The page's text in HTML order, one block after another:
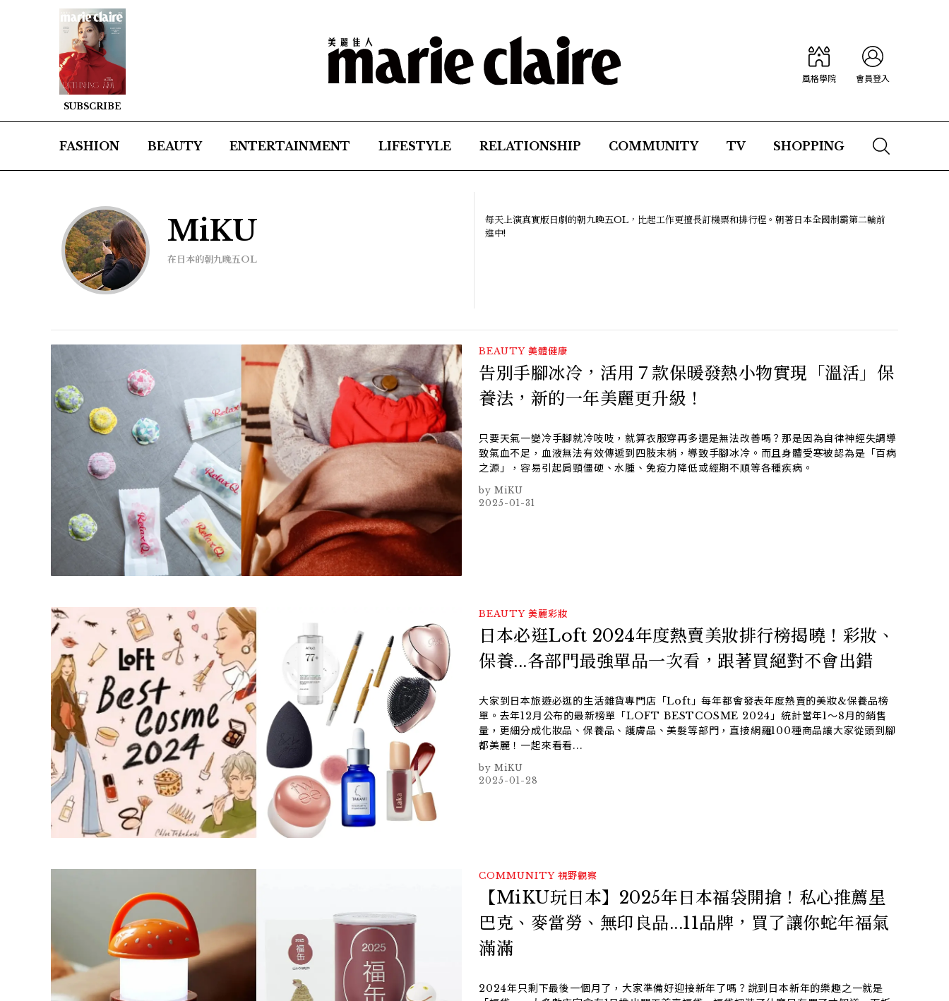
SUBSCRIBE
風格學院 會員登入
FASHION BEAUTY ENTERTAINMENT LIFESTYLE RELATIONSHIP COMMUNITY TV SHOPPING
MiKU
在日本的朝九晚五OL
每天上演真實版日劇的朝九晚五OL，比起工作更擅長訂機票和排行程。朝著日本全國制霸第二輪前
進中!
BEAUTY 美體健康
告別手腳冰冷，活用７款保暖發熱小物實現「溫活」保
養法，新的一年美麗更升級！
只要天氣一變冷手腳就冷吱吱，就算衣服穿再多還是無法改善嗎？那是因為自律神經失調導
致氣血不足，血液無法有效傳遞到四肢末梢，導致手腳冰冷。而且身體受寒被認為是「百病
之源」，容易引起肩頸僵硬、水腫、免疫力降低或經期不順等各種疾病。
MiKU
2025-01-31
BEAUTY 美麗彩妝
日本必逛Loft 2024年度熱賣美妝排行榜揭曉！彩妝、
保養...各部門最強單品一次看，跟著買絕對不會出錯
大家到日本旅遊必逛的生活雜貨專門店「Loft」每年都會發表年度熱賣的美妝&保養品榜
單。去年12月公布的最新榜單「LOFT BESTCOSME 2024」統計當年1～8月的銷售
量，更細分成化妝品、保養品、護膚品、美髮等部門，直接網羅100種商品讓大家從頭到腳
都美麗！一起來看看...
MiKU
2025-01-28
COMMUNITY 視野觀察
【MiKU玩日本】2025年日本福袋開搶！私心推薦星
巴克、麥當勞、無印良品...11品牌，買了讓你蛇年福氣
滿滿
2024年只剩下最後一個月了，大家準備好迎接新年了嗎？說到日本新年的樂趣之一就是